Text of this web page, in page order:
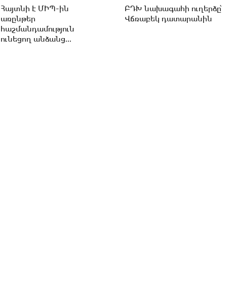
Հայտնի է ՄԻՊ-ին
առընթեր
հաշմանդամություն
ունեցող անձանց...
ԲԴԽ նախագահի ուղերձը՝
Վճռաբեկ դատարանին